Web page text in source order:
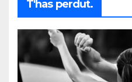
T'has perdut.